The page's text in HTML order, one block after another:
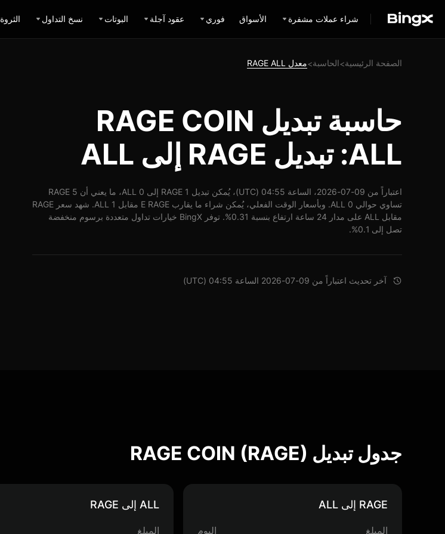
شراء عملات مشفرة الأسواق فوري عقود آجلة البوتات نسخ التداول الثروة
الصفحة الرئيسية>الحاسبة>معدل RAGE ALL
حاسبة تبديل RAGE COIN
ALL: تبديل RAGE إلى ALL
اعتباراً من 09-07-2026، الساعة 04:55 (UTC)، يُمكن تبديل 1 RAGE إلى 0 ALL، ما يعني أن 5 RAGE
تساوي حوالي 0 ALL. وبأسعار الوقت الفعلي، يُمكن شراء ما يقارب E RAGE مقابل 1 ALL. شهد سعر RAGE
مقابل ALL على مدار 24 ساعة ارتفاع بنسبة 0.31%. توفر BingX خيارات تداول متعددة برسوم منخفضة
تصل إلى 0.1%.
آخر تحديث اعتباراً من 09-07-2026 الساعة 04:55 (UTC)
جدول تبديل RAGE COIN (RAGE)
RAGE إلى ALL
المبلغ اليوم
ALL إلى RAGE
المبلغ